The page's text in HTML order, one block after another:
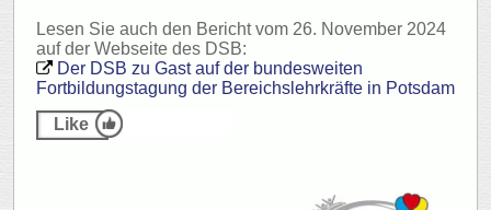
Lesen Sie auch den Bericht vom 26. November 2024
auf der Webseite des DSB:
Der DSB zu Gastauf der bundesweiten
Fortbildungstagung der Bereichslehrkräfte in Potsdam